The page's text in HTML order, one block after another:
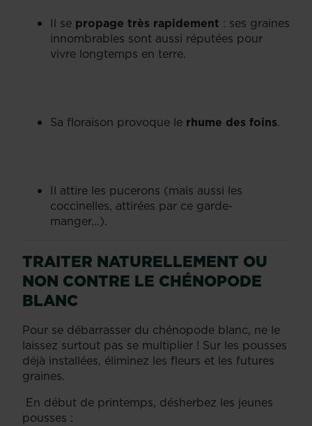
Il se propage très rapidement : ses graines
innombrables sont aussi réputées pour
vivre longtemps en terre.
Sa floraison provoque le rhume des foins.
Il attire les pucerons (mais aussi les
coccinelles, attirées par ce garde-
manger…).
TRAITER NATURELLEMENT OU
NON CONTRE LE CHÉNOPODE
BLANC
Pour se débarrasser du chénopode blanc, ne le
laissez surtout pas se multiplier ! Sur les pousses
déjà installées, éliminez les fleurs et les futures
graines.
En début de printemps, désherbez les jeunes
pousses :